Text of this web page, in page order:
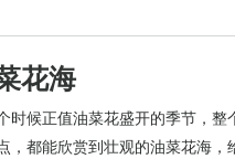
花海
时候正值油菜花盛开的季节，
都能欣赏到壮观的油菜花海，